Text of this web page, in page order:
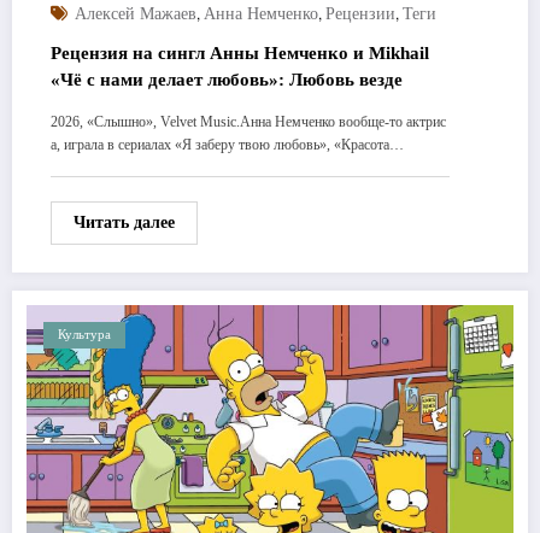
Алексей Мажаев, Анна Немченко, Рецензии, Теги
Рецензия на сингл Анны Немченко и Mikhail
«Чё с нами делает любовь»: Любовь везде
2026, «Слышно», Velvet Music.Анна Немченко вообще-то актрис
а, играла в сериалах «Я заберу твою любовь», «Красота…
Читать далее
Культура